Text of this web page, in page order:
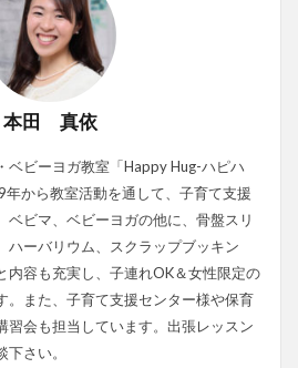
本田 真依
ベビーヨガ教室「Happy Hug-ハピハ
から教室活動を通して、子育て支援
ベビマ、ベビーヨガの他に、骨盤スリ
ハーバリウム、スクラップブッキン
内容も充実し、子連れOK＆女性限定の
。また、子育て支援センター様や保育
習会も担当しています。出張レッスン
さい。